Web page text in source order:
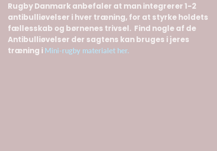
Rugby Danmark anbefaler at man integrerer 1-2
antibulliøvelser i hver træning, for at styrke holdets
fællesskab og børnenes trivsel. Find nogle af de
Antibulliøvelser der sagtens kan bruges i jeres
træning i Mini-rugby materialet her.